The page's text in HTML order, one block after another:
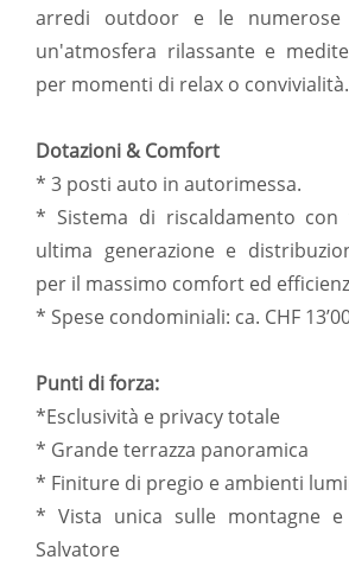
arredi outdoor e le numerose
un'atmosfera rilassante e
per momenti di relax o convivialità.
Dotazioni & Comfort
* 3 posti auto in autorimessa.
* Sistema di riscaldamento con
ultima generazione e
per il massimo comfort ed
* Spese condominiali: ca. CHF
Punti di forza:
*Esclusività e privacy totale
* Grande terrazza panoramica
* Finiture di pregio e ambienti
* Vista unica sulle montagne
Salvatore